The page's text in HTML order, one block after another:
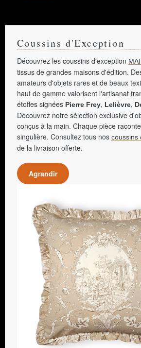
Coussins d'Exception
Découvrez les coussins d'exception
tissus de grandes maisons d'édition.
amateurs d'objets rares et de beaux
haut de gamme valorisent l'artisanat
étoffes signées Pierre Frey, Lelièvre,
Découvrez notre sélection exclusive
conçus à la main. Chaque pièce
singulière. Consultez tous nos coussins
de la livraison offerte.
Agrandir